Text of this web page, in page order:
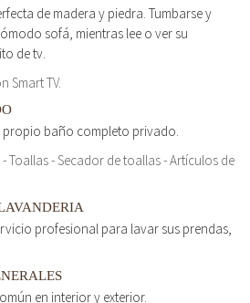
de madera y piedra. Tumbarse y
sofá, mientras lee o ver su
de tv.
Smart TV.
propio baño completo privado.
Toallas - Secador de toallas - Artículos de
profesional para lavar sus prendas,
en interior y exterior.